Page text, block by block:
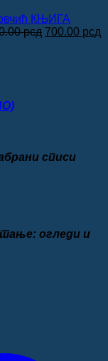
КЊИГА
рсд Оригинална
700.00 рсд
списи
огледи и